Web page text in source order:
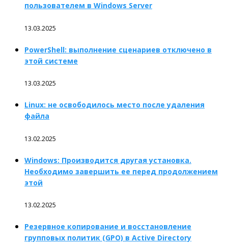
пользователем в Windows Server
13.03.2025
PowerShell: выполнение сценариев отключено в
этой системе
13.03.2025
Linux: не освободилось место после удаления
файла
13.02.2025
Windows: Производится другая установка.
Необходимо завершить ее перед продолжением
этой
13.02.2025
Резервное копирование и восстановление
групповых политик (GPO) в Active Directory